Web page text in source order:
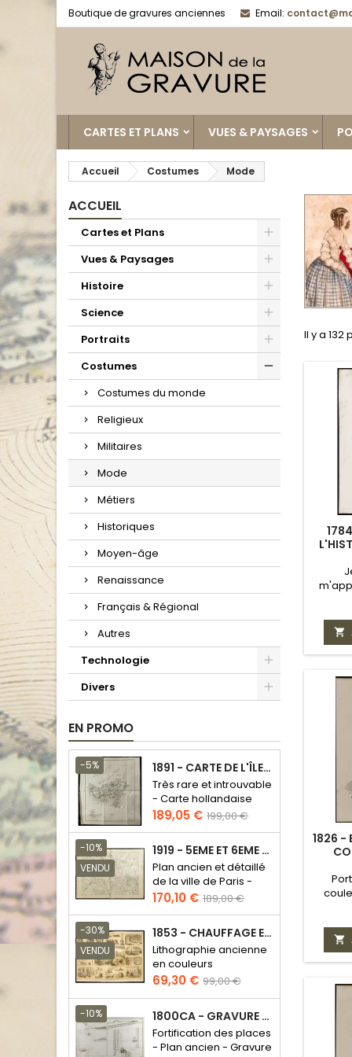
Boutique de gravures anciennes Email:
CARTES ET PLANS VUES & PAYSAGES
Accueil Costumes Mode
ACCUEIL
Cartes et Plans
Vues & Paysages
Histoire
Science
Portraits
Costumes
Costumes du monde
Religieux
Militaires
Mode
Métiers
Historiques
Moyen-âge
Renaissance
Français & Régional
Autres
Technologie
Divers
EN PROMO
-5% 1891 - CARTE DE L'ÎLE DE BORNÉO
Très rare et introuvable
- Carte hollandaise
Prix
189,05 € Prix
de
base
199,00 €
-10%
VENDU
1919 - 5EME ET 6EME ARRONDISSEMENT DE PARIS
Plan ancien et détaillé
de la ville de Paris -
Odéon - Sorbonne
Prix
170,10 € Prix
de
base
189,00 €
-30%
VENDU
1853 - CHAUFFAGE ET ÉCLAIRAGE (LITHOGRAPHIE)
Lithographie ancienne
en couleurs
Prix
69,30 € Prix
de
base
99,00 €
-10% 1800CA - GRAVURE ARCHITECTURE MILITAIRE - ATTAQUE ET DÉFENSE
Fortification des places
- Plan ancien - Gravure
Il y a 132

1826 -
